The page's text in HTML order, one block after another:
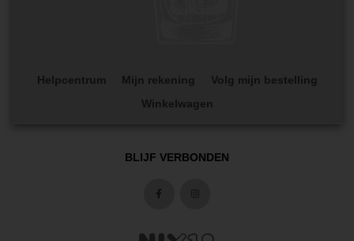
Helpcentrum Mijn rekening
Volg mijn bestelling
Winkelwagen
BLIJF VERBONDEN